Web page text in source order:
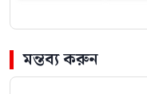
মন্তব্য করুন